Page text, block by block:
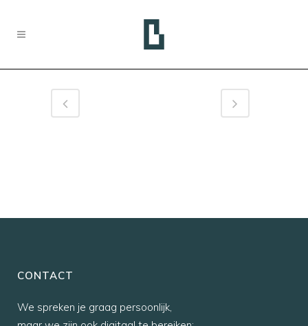
CONTACT
We spreken je graag persoonlijk,